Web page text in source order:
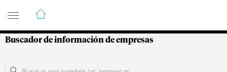
Guía de Empresas Colombianas
Buscador de información de empresas